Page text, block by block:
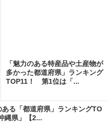
「魅力のある特産品や土産物が
多かった都道府県」ランキング
TOP11！ 第1位は「...
る「都道府県」ランキングTO
縄県」【2...